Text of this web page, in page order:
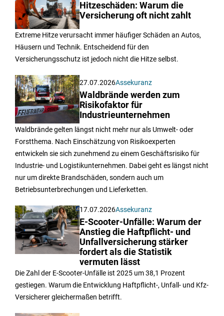
Hitzeschäden: Warum die
Versicherung oft nicht zahlt
Extreme Hitze verursacht immer häufiger Schäden an Autos,
Häusern und Technik. Entscheidend für den
Versicherungsschutz ist jedoch nicht die Hitze selbst.
27.07.2026Assekuranz
Waldbrände werden zum
Risikofaktor für
Industrieunternehmen
Waldbrände gelten längst nicht mehr nur als Umwelt- oder
Forstthema. Nach Einschätzung von Risikoexperten
entwickeln sie sich zunehmend zu einem Geschäftsrisiko für
Industrie- und Logistikunternehmen. Dabei geht es längst nicht
nur um direkte Brandschäden, sondern auch um
Betriebsunterbrechungen und Lieferketten.
17.07.2026Assekuranz
E-Scooter-Unfälle: Warum der
Anstieg die Haftpflicht- und
Unfallversicherung stärker
fordert als die Statistik
vermuten lässt
Die Zahl der E-Scooter-Unfälle ist 2025 um 38,1 Prozent
gestiegen. Warum die Entwicklung Haftpflicht-, Unfall- und Kfz-
Versicherer gleichermaßen betrifft.